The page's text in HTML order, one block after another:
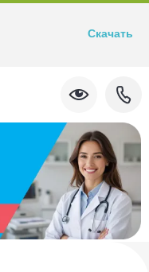
Скачать